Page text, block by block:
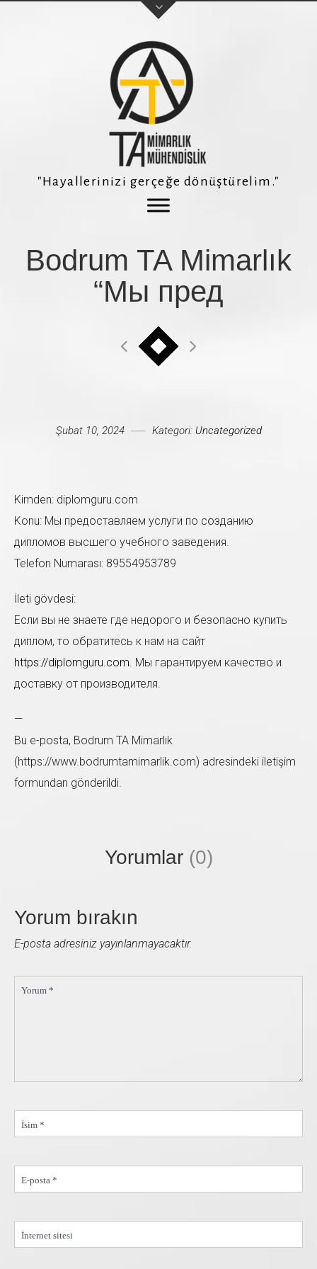
Telefon Numaranız *
Konu
kısa zamanda size geri dönüş sağlayacağız.
"Hayallerinizi gerçeğe dönüştürelim."
Bodrum TA Mimarlık
“Мы пред
Şubat 10, 2024 Kategori: Uncategorized
Kimden: diplomguru.com
Konu: Мы предоставляем услуги по созданию
дипломов высшего учебного заведения.
Telefon Numarası: 89554953789
İleti gövdesi:
Если вы не знаете где недорого и безопасно купить
диплом, то обратитесь к нам на сайт
https://diplomguru.com. Мы гарантируем качество и
доставку от производителя.
—
Bu e-posta, Bodrum TA Mimarlık
(https://www.bodrumtamimarlik.com) adresindeki iletişim
formundan gönderildi.
Yorumlar (0)
Yorum bırakın
E-posta adresiniz yayınlanmayacaktır.
Yorum *
İsim *
E-posta *
İnternet sitesi